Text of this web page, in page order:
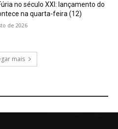
no século XXI: lançamento do
na quarta-feira (12)
de 2026
mais